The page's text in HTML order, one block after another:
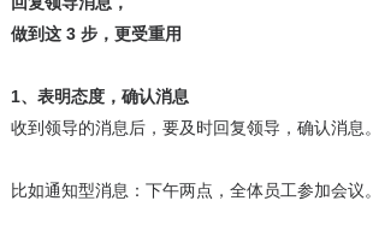
做到这 3 步，更受重用
1、表明态度，确认消息
收到领导的消息后，要及时回复领导，确认消息。
比如通知型消息：下午两点，全体员工参加会议。